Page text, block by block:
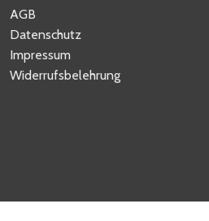
AGB
Datenschutz
Impressum
Widerrufsbelehrung